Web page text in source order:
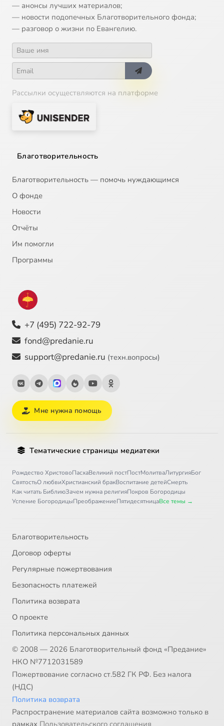
— анонсы лучших материалов;
— новости подопечных Благотворительного фонда;
— разговор о жизни по Евангелию.
Рассылки осуществляются на платформе
Благотворительность
Благотворительность — помочь нуждающимся
О фонде
Новости
Отчёты
Им помогли
Программы
+7 (495) 722-92-79
fond@predanie.ru
support@predanie.ru (техн.вопросы)
Мне нужна помощь
Тематические страницы медиатеки
Рождество ХристовоПасхаВеликий постПостМолитваЛитургияБог
СвятостьО любвиХристианский бракВоспитание детейСмерть
Как читать БиблиюЗачем нужна религияПокров Богородицы
Успение БогородицыПреображениеПятидесятницаВсе темы →
Благотворительность
Договор оферты
Регулярные пожертвования
Безопасность платежей
Политика возврата
О проекте
Политика персональных данных
© 2008 — 2026 Благотворительный фонд «Предание»
НКО №7712031589
Пожертвование согласно ст.582 ГК РФ. Без налога
(НДС)
Политика возврата
Распространение материалов сайта возможно только в